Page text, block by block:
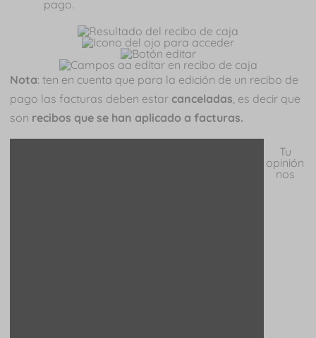
pago.
Nota: ten en cuenta que para la edición de un recibo de
pago las facturas deben estar canceladas , es decir que
son recibos que se han aplicado a facturas.
Tu
opinión
nos